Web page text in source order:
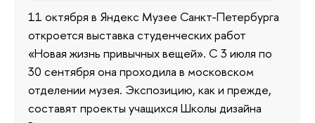
11 октября в Яндекс Музее Санкт-Петербурга
откроется выставка студенческих работ
«Новая жизнь привычных вещей». С 3 июля по
30 сентября она проходила в московском
отделении музея. Экспозицию, как и прежде,
составят проекты учащихся Школы дизайна